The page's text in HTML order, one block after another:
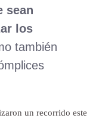
sean
los
también
un recorrido este